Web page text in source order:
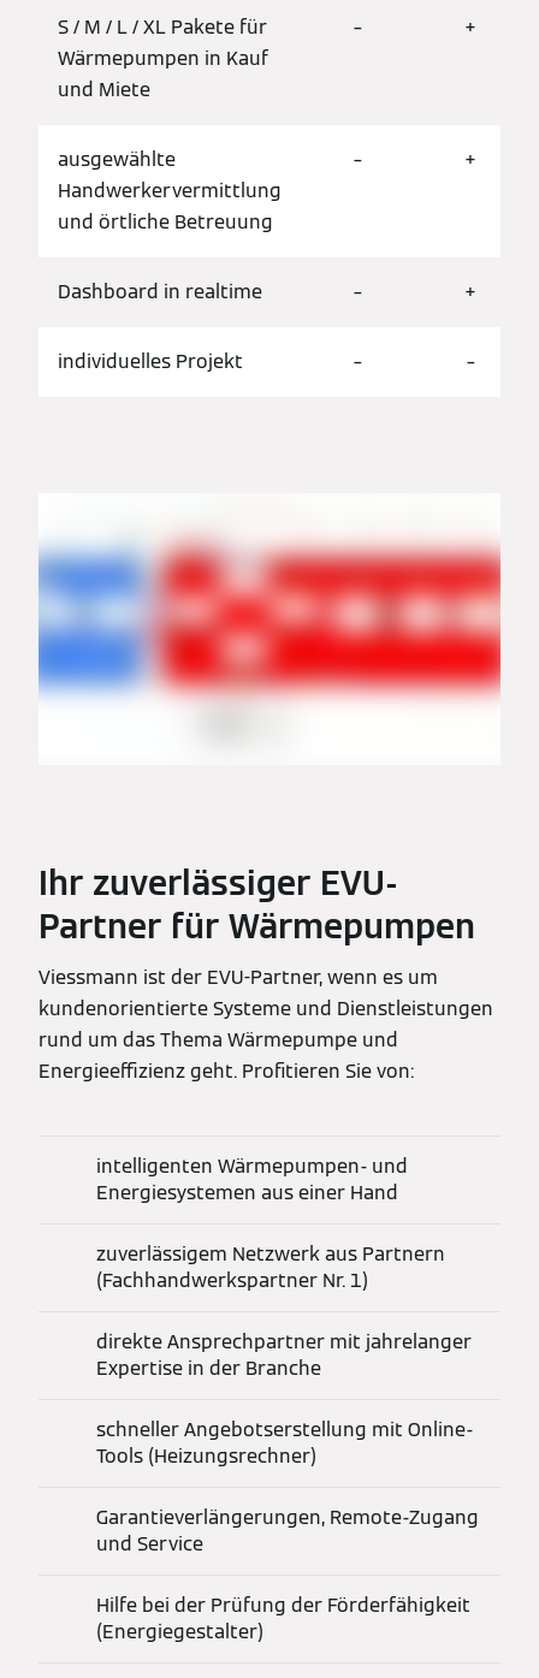
S / M / L / XL Pakete für
Wärmepumpen in Kauf
und Miete
– +
ausgewählte
Handwerkervermittlung
und örtliche Betreuung
– +
Dashboard in realtime – +
individuelles Projekt – –
Ihr zuverlässiger EVU-
Partner für Wärmepumpen
Viessmann ist der EVU-Partner, wenn es um
kundenorientierte Systeme und Dienstleistungen
rund um das Thema Wärmepumpe und
Energieeffizienz geht. Profitieren Sie von:
intelligenten Wärmepumpen- und
Energiesystemen aus einer Hand
zuverlässigem Netzwerk aus Partnern
(Fachhandwerkspartner Nr. 1)
direkte Ansprechpartner mit jahrelanger
Expertise in der Branche
schneller Angebotserstellung mit Online-
Tools (Heizungsrechner)
Garantieverlängerungen, Remote-Zugang
und Service
Hilfe bei der Prüfung der Förderfähigkeit
(Energiegestalter)